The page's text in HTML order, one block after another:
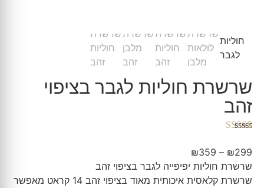
שרשרת חוליות לגבר בציפוי
זהב
מתוך 5 מבוסס
עלדירוגים של
לקוחות
₪299
–
₪359
שרשרת חוליות יפיפייה לגבר בציפוי זהב
שרשרת קלאסית איכותית מאוד בציפוי זהב 14 קראט מאפשר